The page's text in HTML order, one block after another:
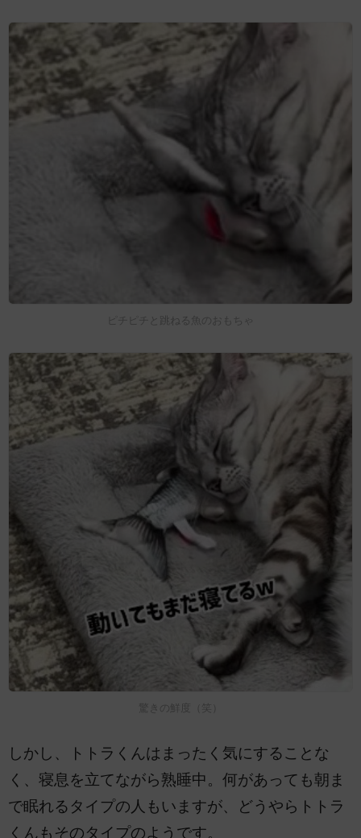
ピチピチと跳ねる魚のおもちゃ
驚きの鮮度（笑）
しかし、トトラくんはまったく気にすることな
く、寝息を立てながら熟睡中。何があっても朝ま
で眠れるタイプの人もいますが、どうやらトトラ
くんもそのタイプのようです。